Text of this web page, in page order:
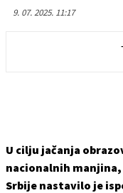
9. 07. 2025. 11:17
U cilju jačanja
nacionalnih
Srbije nastavilo je